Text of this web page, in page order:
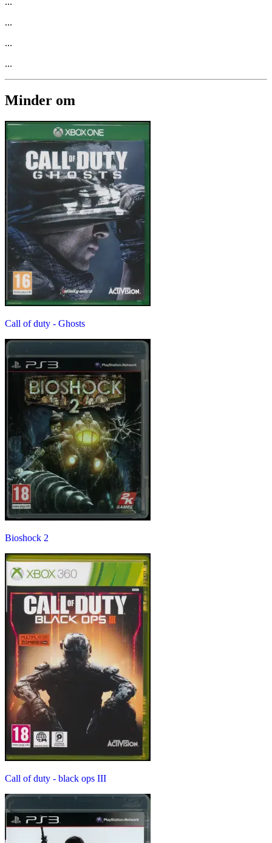
...
...
...
Minder om
Call of duty - Ghosts
Bioshock 2
Call of duty - black ops III